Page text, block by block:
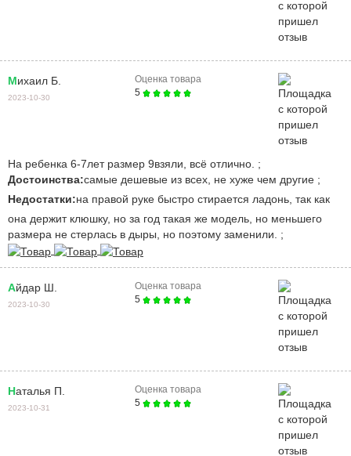
Михаил Б.
2023-10-30
Оценка товара
5
на ребенка 6-7лет размер 9взяли, всё отлично. ;
Достоинства:самые дешевые из всех, не хуже чем другие ;
Недостатки:на правой руке быстро стирается ладонь, так как
она держит клюшку, но за год такая же модель, но меньшего
размера не стерлась в дыры, но поэтому заменили. ;
Айдар Ш.
2023-10-30
Оценка товара
5
Наталья П.
2023-10-31
Оценка товара
5